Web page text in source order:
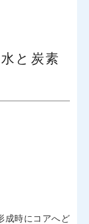
と炭素
成時にコアへど